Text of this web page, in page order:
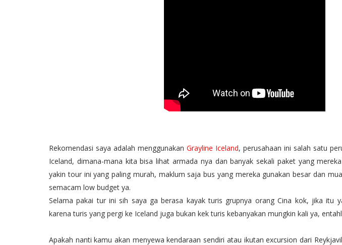
Rekomendasi saya adalah menggunakanGrayline Iceland, perusahaan ini salah satu
Iceland, dimana-mana kita bisa lihat armada nya dan banyak sekali paket yang
yakin tour ini yang paling murah, maklum saja bus yang mereka gunakan besar dan
semacam low budget ya.
Selama pakai tur ini sih saya ga berasa kayak turis grupnya orang Cina kok, jika itu
karena turis yang pergi ke Iceland juga bukan kek turis kebanyakan mungkin kali ya,
Apakah nanti kamu akan menyewa kendaraan sendiri atau ikutan excursion dari